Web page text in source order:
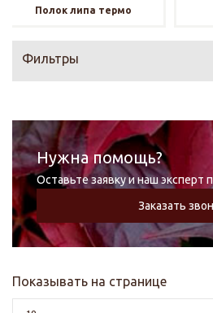
Полок липа термо
Фильтры
Нужна помощь?
Оставьте заявку и наш эксперт
Заказать
Показывать на странице